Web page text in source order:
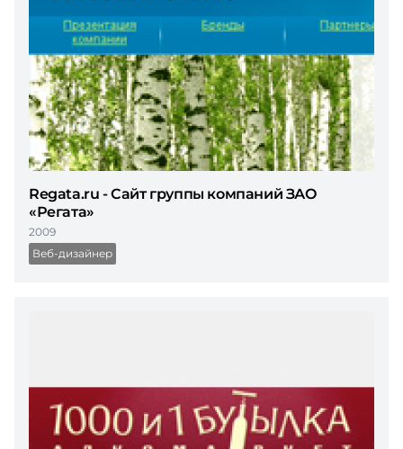
Regata.ru - Сайт группы компаний ЗАО
«Регата»
2009
Веб-дизайнер